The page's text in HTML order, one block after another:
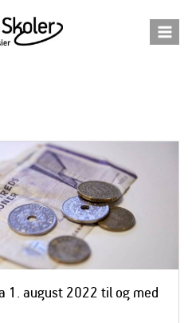
1. august 2022 til og med